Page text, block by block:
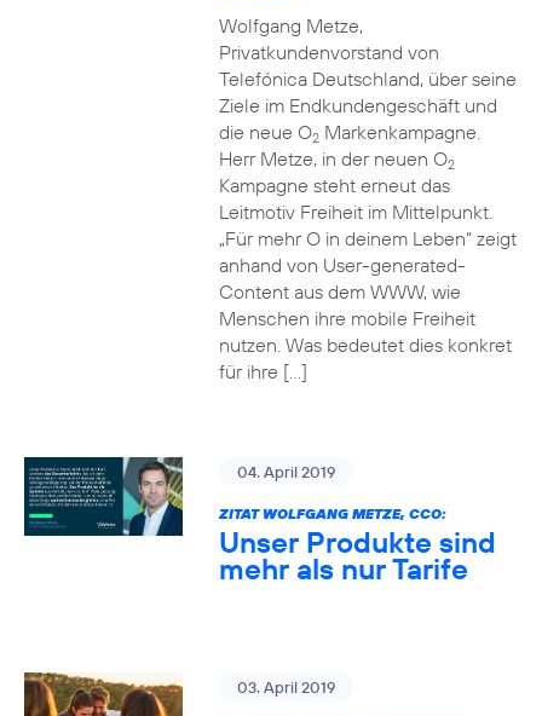
Wolfgang Metze,
Privatkundenvorstand von
Telefónica Deutschland, über seine
Ziele im Endkundengeschäft und
die neue O2Markenkampagne.
Herr Metze, in der neuen O2
Kampagne steht erneut das
Leitmotiv Freiheit im Mittelpunkt.
„Für mehr O in deinem Leben“ zeigt
anhand von User-generated-
Content aus dem WWW, wie
Menschen ihre mobile Freiheit
nutzen. Was bedeutet dies konkret
für ihre […]
04. April 2019
ZITAT WOLFGANG METZE, CCO:
Unser Produkte sind
mehr als nur Tarife
03. April 2019